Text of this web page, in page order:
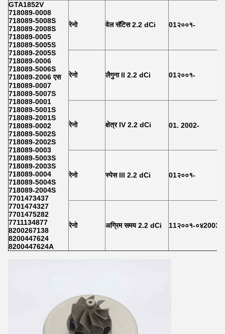
GTA1852V
718089-0008
718089-5008S
718089-2008S
718089-0005
718089-5005S
718089-2005S
718089-0006
718089-5006S
718089-2006 एस
718089-0007
718089-5007S
718089-0001
718089-5001S
718089-2001S
718089-0002
718089-5002S
718089-2002S
718089-0003
718089-5003S
718089-2003S
718089-0004
718089-5004S
718089-2004S
7701473437
7701474327
7701475282
7711134877
8200267138
8200447624
8200447624A
रेनो वेल सॅटिस 2.2 dCi 01२००१-
रेनो लैगुना II 2.2 dCi 01२००१-
रेनो क्षेत्र IV 2.2 dCi 01. 2002-
रेनो स्पेस III 2.2 dCi 01२००१-
रेनो अग्रिम समय 2.2 dCi 11२००१-०४2003